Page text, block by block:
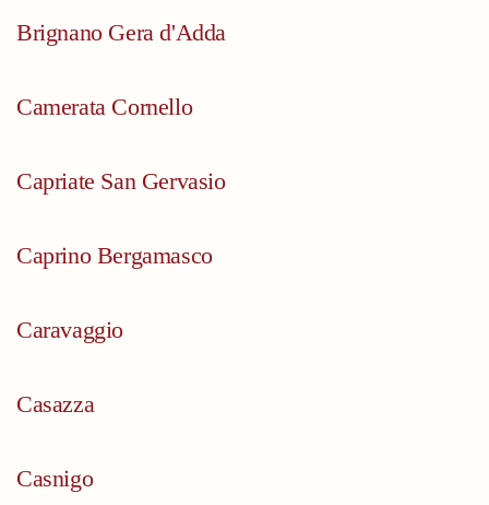
Brignano Gera d'Adda
Camerata Cornello
Capriate San Gervasio
Caprino Bergamasco
Caravaggio
Casazza
Casnigo